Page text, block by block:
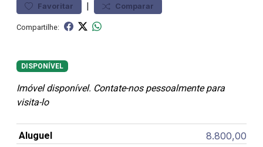
Favoritar | Comparar
Compartilhe:
DISPONÍVEL
Imóvel disponível. Contate-nos pessoalmente para
visita-lo
Aluguel 8.800,00